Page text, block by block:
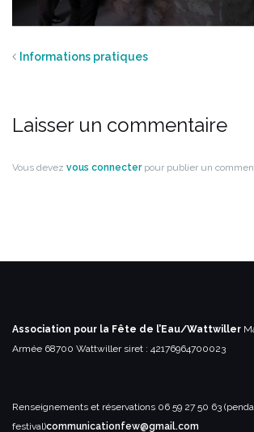
Informations pratiques
Laisser un commentaire
Vous devez vous connecterpour publier un
Association pour la Fête de l’Eau/Wattwiller
Armée 68700 Wattwillersiret : 42176964700023
Renseignements et réservations 06 59 27 50 63
festival)communicationfew@gmail.com